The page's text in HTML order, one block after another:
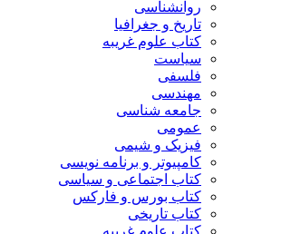
روانشناسی
تاریخ و جغرافیا
کتاب علوم غریبه
سیاست
فلسفی
مهندسی
جامعه شناسی
عمومی
فیزیک و شیمی
کامپیوتر و برنامه نویسی
کتاب اجتماعی و سیاسی
کتاب بورس و فارکس
کتاب تاریخی
کتاب علوم غریبه